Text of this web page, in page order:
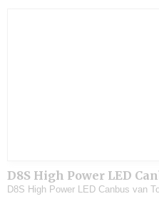
D8S High Power LED
(set)
D8S High Power LED Canbus van